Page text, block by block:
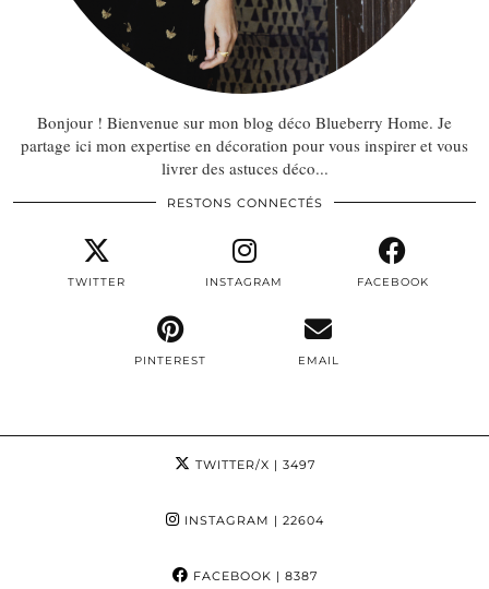
Bonjour ! Bienvenue sur mon blog déco Blueberry Home. Je
partage ici mon expertise en décoration pour vous inspirer et vous
livrer des astuces déco...
RESTONS CONNECTÉS
TWITTER INSTAGRAM FACEBOOK
PINTEREST EMAIL
TWITTER/X | 3497
INSTAGRAM | 22604
FACEBOOK | 8387